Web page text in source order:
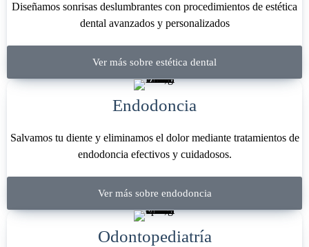
Diseñamos sonrisas deslumbrantes con procedimientos de estética
dental avanzados y personalizados
Ver más sobre estética dental
Endodoncia
Salvamos tu diente y eliminamos el dolor mediante tratamientos de
endodoncia efectivos y cuidadosos.
Ver más sobre endodoncia
Odontopediatría